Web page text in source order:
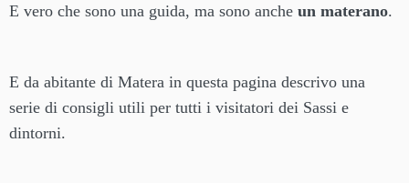
E vero che sono una guida, ma sono anche un materano.
E da abitante di Matera in questa pagina descrivo una
serie di consigli utili per tutti i visitatori dei Sassi e
dintorni.